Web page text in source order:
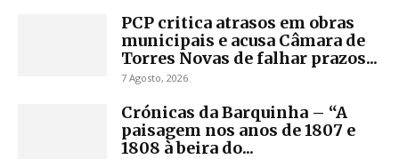
PCP critica atrasos em obras
municipais e acusa Câmara de
Torres Novas de falhar prazos...
7 Agosto, 2026
Crónicas da Barquinha – “A
paisagem nos anos de 1807 e
1808 à beira do...